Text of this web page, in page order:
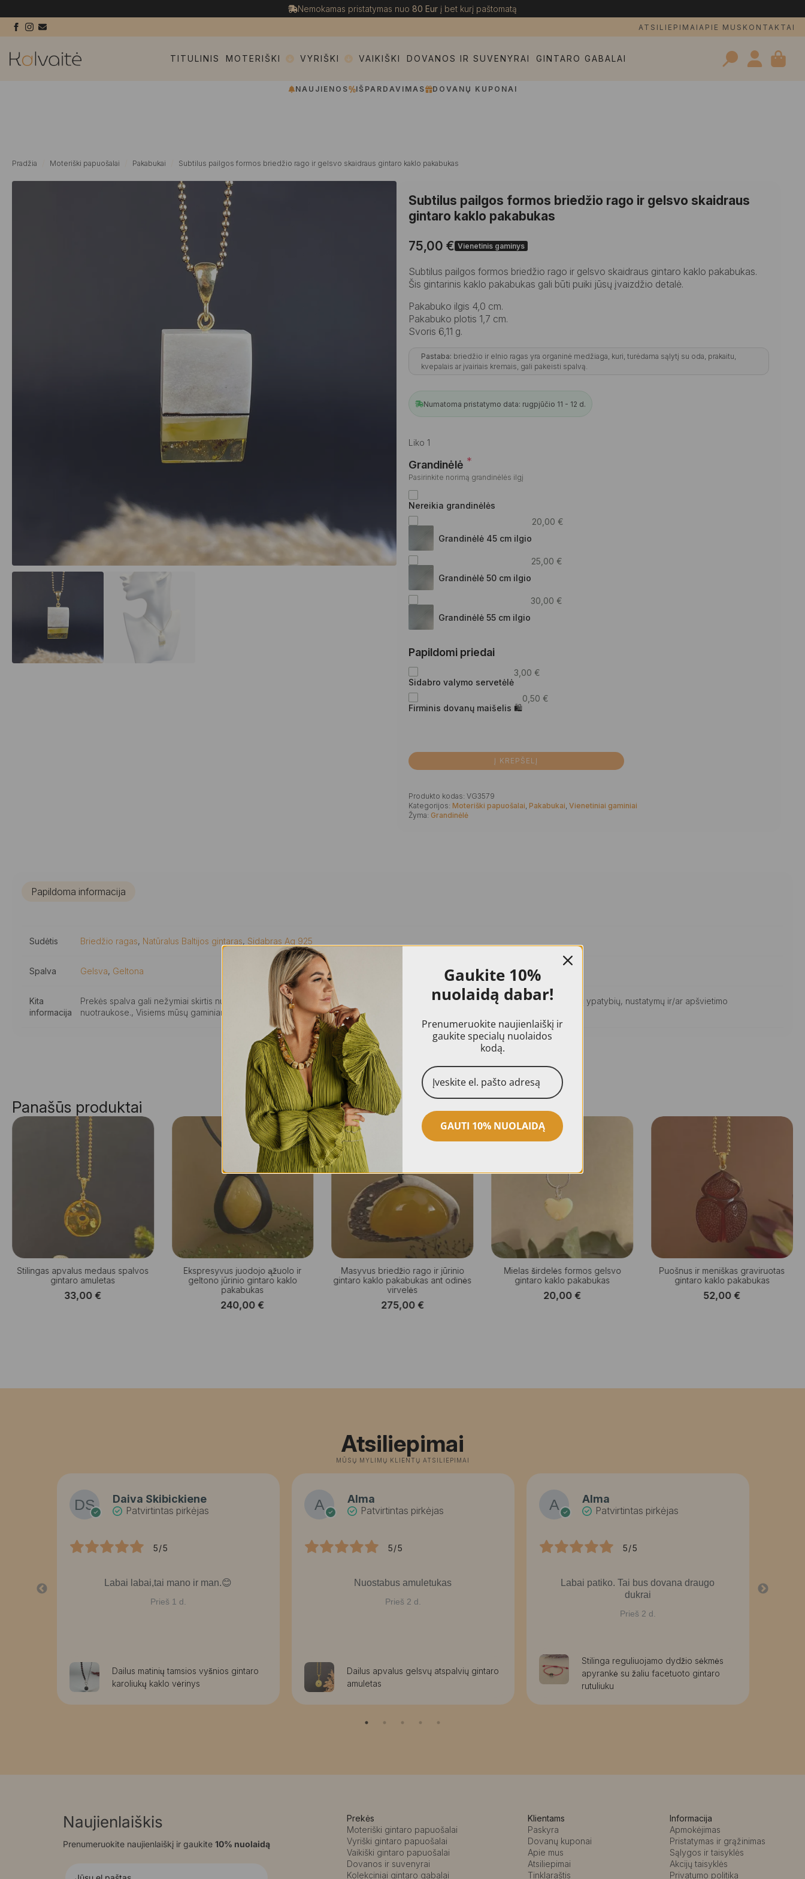
Nemokamas pristatymas nuo 80 Eur į bet kurį paštomatą
ATSILIEPIMAI APIE MUS KONTAKTAI
TITULINIS MOTERIŠKI VYRIŠKI VAIKIŠKI DOVANOS IR SUVENYRAI GINTARO GABALAI
NAUJIENOS IŠPARDAVIMAS DOVANŲ KUPONAI
Pradžia Moteriški papuošalai Pakabukai Subtilus pailgos formos briedžio rago ir gelsvo skaidraus gintaro kaklo pakabukas
Subtilus pailgos formos briedžio rago ir gelsvo skaidraus
gintaro kaklo pakabukas
75,00 € Vienetinis gaminys
Subtilus pailgos formos briedžio rago ir gelsvo skaidraus gintaro kaklo pakabukas.
Šis gintarinis kaklo pakabukas gali būti puiki jūsų įvaizdžio detalė.
Pakabuko ilgis 4,0 cm.
Pakabuko plotis 1,7 cm.
Svoris 6,11 g.
Pastaba: briedžio ir elnio ragas yra organinė medžiaga, kuri, turėdama sąlytį su oda, prakaitu,
kvepalais ar įvairiais kremais, gali pakeisti spalvą.
Numatoma pristatymo data: rugpjūčio 11 - 12 d.
Liko 1
Grandinėlė *
Pasirinkite norimą grandinėlės ilgį
Nereikia grandinėlės
Grandinėlė 45 cm ilgio
20,00 €
Grandinėlė 50 cm ilgio
25,00 €
Grandinėlė 55 cm ilgio
30,00 €
Papildomi priedai
Sidabro valymo servetėlė
3,00 €
Firminis dovanų maišelis 🛍
0,50 €
Į KREPŠELĮ
Produkto kodas: VG3579
Kategorijos: Moteriški papuošalai, Pakabukai, Vienetiniai gaminiai
Žyma: Grandinėlė
Papildoma informacija
Sudėtis Briedžio ragas, Natūralus Baltijos gintaras, Sidabras Ag 925
Spalva Gelsva, Geltona
Kita
informacija
Prekės spalva gali nežymiai skirtis nuo elektroninėje parduotuvėje pavaizduotos prekės dėl naudojamų skirtingų įrenginių ekranų ypatybių, nustatymų ir/ar apšvietimo
nuotraukose., Visiems mūsų gaminiams suteikiama 24 mėn. kokybės garantija.
Panašūs produktai
Stilingas apvalus medaus spalvos
gintaro amuletas
33,00€
Ekspresyvus juodojo ąžuolo ir
geltono jūrinio gintaro kaklo
pakabukas
240,00€
Masyvus briedžio rago ir jūrinio
gintaro kaklo pakabukas ant odinės
virvelės
275,00 €
Mielas širdelės formos gelsvo
gintaro kaklo pakabukas
20,00€
Puošnus ir meniškas graviruotas
gintaro kaklo pakabukas
52,00€
Atsiliepimai
MŪSŲ MYLIMŲ KLIENTŲ ATSILIEPIMAI
Daiva Skibickiene
Patvirtintas pirkėjas
5/5
Labai labai,tai mano ir man.😊
Prieš 1 d.
Dailus matinių tamsios vyšnios gintaro
karoliukų kaklo vėrinys
Alma
Patvirtintas pirkėjas
5/5
Nuostabus amuletukas
Prieš 2 d.
Dailus apvalus gelsvų atspalvių gintaro
amuletas
Alma
Patvirtintas pirkėjas
5/5
Labai patiko. Tai bus dovana draugo
dukrai
Prieš 2 d.
Stilinga reguliuojamo dydžio sėkmės
apyrankė su žaliu facetuoto gintaro
rutuliuku
Naujienlaiškis
Prenumeruokite naujienlaiškį ir gaukite 10% nuolaidą
Prekės
Moteriški gintaro papuošalai
Vyriški gintaro papuošalai
Vaikiški gintaro papuošalai
Dovanos ir suvenyrai
Kolekciniai gintaro gabalai
Klientams
Paskyra
Dovanų kuponai
Apie mus
Atsiliepimai
Tinklaraštis
Informacija
Apmokėjimas
Pristatymas ir grąžinimas
Sąlygos ir taisyklės
Akcijų taisyklės
Privatumo politika
Gaukite 10%
nuolaidą dabar!
Prenumeruokite naujienlaiškį ir
gaukite specialų nuolaidos
kodą.
GAUTI 10% NUOLAIDĄ